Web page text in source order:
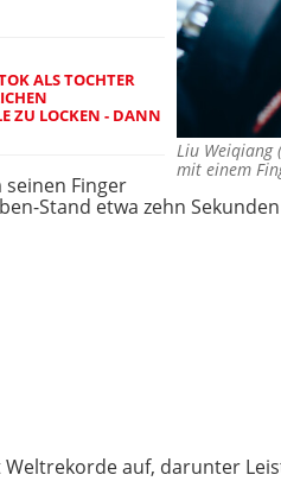
Liu Weiqiang
mit einem
ALS TOCHTER
V
ZU LOCKEN - DANN F
Finger
Stand etwa zehn
auf, darunter